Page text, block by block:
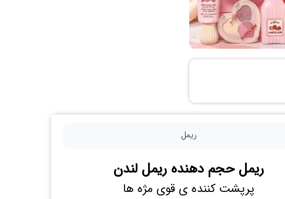
ریمل
ریمل حجم دهنده ریمل لندن
پرپشت کننده ی قوی مژه ها